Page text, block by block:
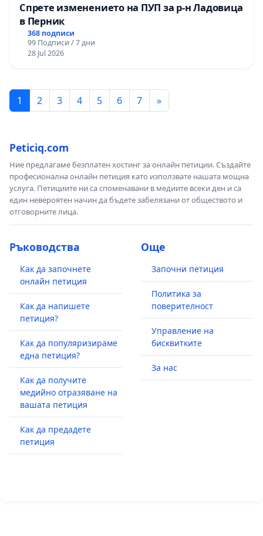
Спрете изменението на ПУП за р-н Ладовица
в Перник
368 подписи
99 Подписи / 7 дни
28 Jul 2026
1 2 3 4 5 6 7 »
Peticiq.com
Ние предлагаме безплатен хостинг за онлайн петиции. Създайте
професионална онлайн петиция като използвате нашата мощна
услуга. Петициите ни са споменавани в медиите всеки ден и са
един невероятен начин да бъдете забелязани от обществото и
отговорните лица.
Ръководства
Как да започнете
онлайн петиция
Как да напишете
петиция?
Как да популяризираме
една петиция?
Как да получите
медийно отразяване на
вашата петиция
Как да предадете
петиция
Още
Започни петиция
Политика за
поверителност
Управление на
бисквитките
За нас